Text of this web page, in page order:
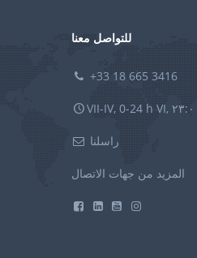
للتواصل معنا
+33 18 665 3416
راسلنا
المزيد من جهات الاتصال